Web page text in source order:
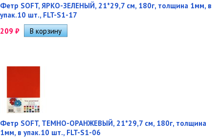
Фетр SOFT, ЯРКО-ЗЕЛЕНЫЙ, 21*29,7 см, 180г, толщина 1мм, в
упак.10 шт., FLT-S1-17
209 ₽
Фетр SOFT, ТЕМНО-ОРАНЖЕВЫЙ, 21*29,7 см, 180г, толщина
1мм, в упак.10 шт., FLT-S1-06